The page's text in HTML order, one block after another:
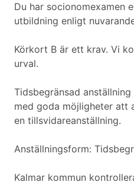
Du har socionomexamen
utbildning enligt
Körkort B är ett krav. Vi
urval.
Tidsbegränsad
med goda möjligheter att
en tillsvidareanställning.
Anställningsform:
Kalmar kommun